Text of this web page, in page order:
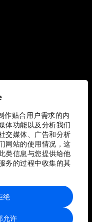
作贴合用户需求的内
体功能以及分析我们
交媒体、广告和分析
网站的使用情况，这
类信息与您提供给他
务的过程中收集的其
允许
绝